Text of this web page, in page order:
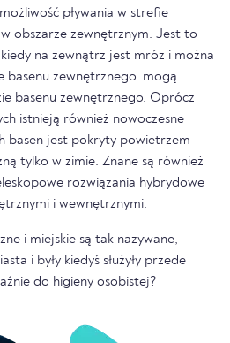
pływania w strefie
obszarze zewnętrznym. Jest to
na zewnątrz jest mróz i można
basenu zewnętrznego. mogą
basenu zewnętrznego. Oprócz
istnieją również nowoczesne
basen jest pokryty powietrzem
tylko w zimie. Znane są również
rozwiązania hybrydowe
i wewnętrznymi.
i miejskie są tak nazywane,
i były kiedyś służyły przede
do higieny osobistej?